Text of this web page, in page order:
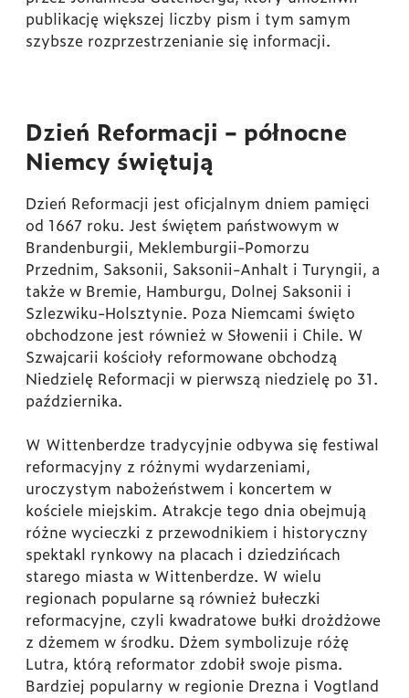
publikację większej liczby pism i tym samym
szybsze rozprzestrzenianie się informacji.
Dzień Reformacji – północne
Niemcy świętują
Dzień Reformacji jest oficjalnym dniem pamięci
od 1667 roku. Jest świętem państwowym w
Brandenburgii, Meklemburgii-Pomorzu
Przednim, Saksonii, Saksonii-Anhalt i Turyngii, a
także w Bremie, Hamburgu, Dolnej Saksonii i
Szlezwiku-Holsztynie. Poza Niemcami święto
obchodzone jest również w Słowenii i Chile. W
Szwajcarii kościoły reformowane obchodzą
Niedzielę Reformacji w pierwszą niedzielę po 31.
października.
W Wittenberdze tradycyjnie odbywa się festiwal
reformacyjny z różnymi wydarzeniami,
uroczystym nabożeństwem i koncertem w
kościele miejskim. Atrakcje tego dnia obejmują
różne wycieczki z przewodnikiem i historyczny
spektakl rynkowy na placach i dziedzińcach
starego miasta w Wittenberdze. W wielu
regionach popularne są również bułeczki
reformacyjne, czyli kwadratowe bułki drożdżowe
z dżemem w środku. Dżem symbolizuje różę
Lutra, którą reformator zdobił swoje pisma.
Bardziej popularny w regionie Drezna i Vogtland